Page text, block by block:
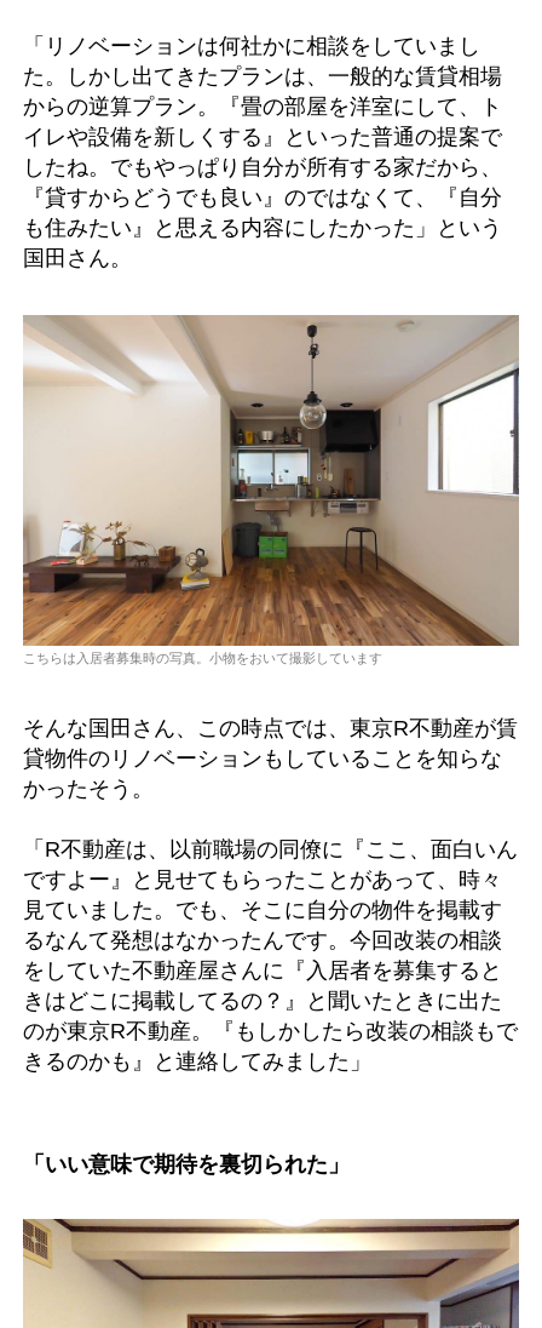
「リノベーションは何社かに相談をしていまし
た。しかし出てきたプランは、一般的な賃貸相場
からの逆算プラン。『畳の部屋を洋室にして、ト
イレや設備を新しくする』といった普通の提案で
したね。でもやっぱり自分が所有する家だから、
『貸すからどうでも良い』のではなくて、『自分
も住みたい』と思える内容にしたかった」という
国田さん。
こちらは入居者募集時の写真。小物をおいて撮影しています
そんな国田さん、この時点では、東京R不動産が賃
貸物件のリノベーションもしていることを知らな
かったそう。
「R不動産は、以前職場の同僚に『ここ、面白いん
ですよー』と見せてもらったことがあって、時々
見ていました。でも、そこに自分の物件を掲載す
るなんて発想はなかったんです。今回改装の相談
をしていた不動産屋さんに『入居者を募集すると
きはどこに掲載してるの？』と聞いたときに出た
のが東京R不動産。『もしかしたら改装の相談もで
きるのかも』と連絡してみました」
「いい意味で期待を裏切られた」